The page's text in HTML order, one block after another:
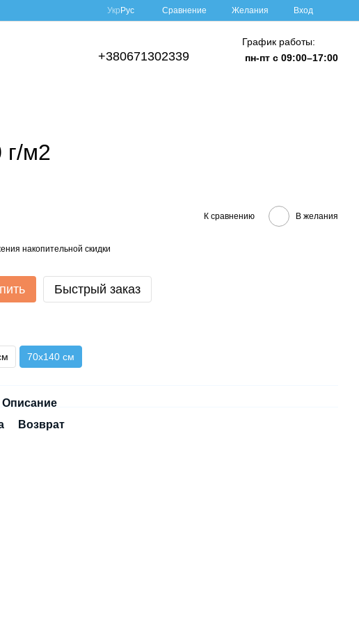
Укр Рус Сравнение Желания Вход
+380671302339
График работы:
пн-пт с 09:00–17:00
г/м2
К сравнению В желания
накопительной скидки
Быстрый заказ
70х140 см
Описание
Возврат